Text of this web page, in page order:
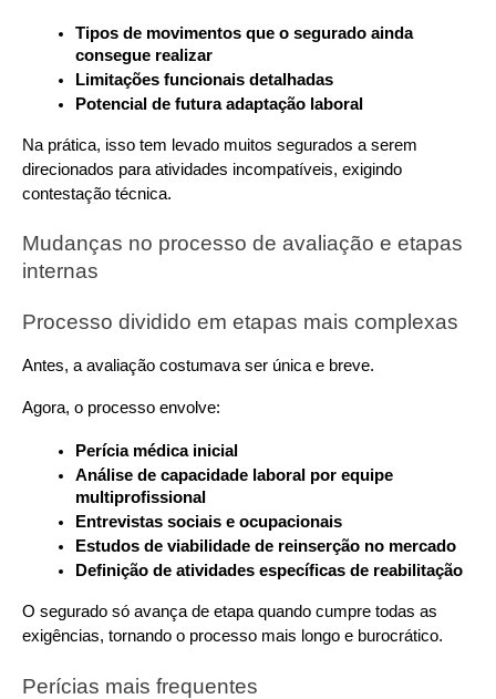
Tipos de movimentos que o segurado ainda
consegue realizar
Limitações funcionais detalhadas
Potencial de futura adaptação laboral
Na prática, isso tem levado muitos segurados a serem
direcionados para atividades incompatíveis, exigindo
contestação técnica.
Mudanças no processo de avaliação e etapas
internas
Processo dividido em etapas mais complexas
Antes, a avaliação costumava ser única e breve.
Agora, o processo envolve:
Perícia médica inicial
Análise de capacidade laboral por equipe
multiprofissional
Entrevistas sociais e ocupacionais
Estudos de viabilidade de reinserção no mercado
Definição de atividades específicas de reabilitação
O segurado só avança de etapa quando cumpre todas as
exigências, tornando o processo mais longo e burocrático.
Perícias mais frequentes